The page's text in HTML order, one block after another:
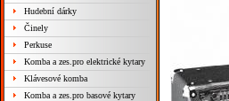
Hudební dárky
Činely
Perkuse
Komba a zes.pro elektrické kytary
Klávesové komba
Komba a zes.pro basové kytary